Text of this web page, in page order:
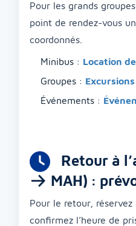
Pour les grands
point de rendez-vous
coordonnés.
Minibus : Location
Groupes :
Événements :
Retour à
→ MAH) :
Pour le retour,
confirmez l’heure de